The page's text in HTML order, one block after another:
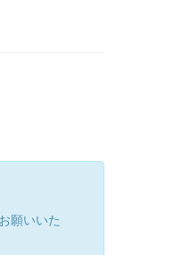
願いいた